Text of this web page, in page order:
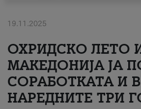
#ПодобарОнлајн
19.11.2025
ОХРИДСКО ЛЕТО
МАКЕДОНИЈА ЈА
СОРАБОТКАТА И
НАРЕДНИТЕ ТРИ